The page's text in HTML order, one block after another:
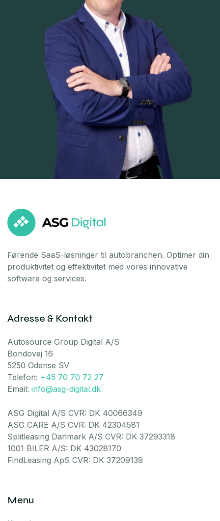
Førende SaaS-løsninger til autobranchen. Optimer din
produktivitet og effektivitet med vores innovative
software og services.
Adresse & Kontakt
Autosource Group Digital A/S
Bondovej 16
5250 Odense SV
Telefon: +45 70 70 72 27
Email: info@asg-digital.dk
ASG Digital A/S CVR: DK 40066349
ASG CARE A/S CVR: DK 42304581
Splitleasing Danmark A/S CVR: DK 37293318
1001 BILER A/S: DK 43028170
FindLeasing ApS CVR: DK 37209139
Menu